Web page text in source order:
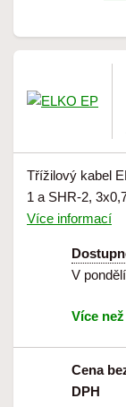
Třížilový kabel
1 a SHR-2,
Více informací
V
Více
Cena
DPH